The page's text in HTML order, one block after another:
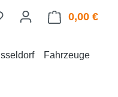
0,00 €
Fahrzeuge